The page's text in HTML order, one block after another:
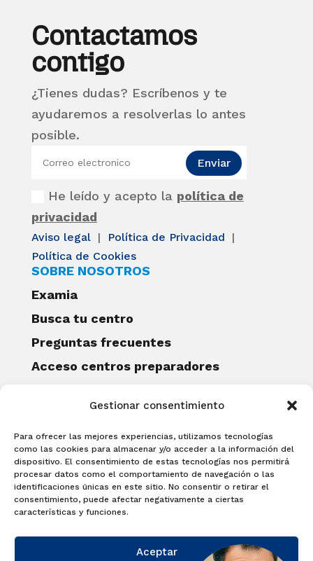
Gestionar consentimiento
Para ofrecer las mejores experiencias, utilizamos tecnologías
como las cookies para almacenar y/o acceder a la información del
dispositivo. El consentimiento de estas tecnologías nos permitirá
procesar datos como el comportamiento de navegación o las
identificaciones únicas en este sitio. No consentir o retirar el
consentimiento, puede afectar negativamente a ciertas
características y funciones.
Aceptar
Contactamos
contigo
¿Tienes dudas? Escríbenos y te
ayudaremos a resolverlas lo antes
posible.
He leído y acepto la política de
privacidad
Enviar
Aviso legal | Política de Privacidad
|
Política de Cookies
SOBRE NOSOTROS
Examia
Busca tu centro
Preguntas frecuentes
Acceso centros preparadores
Becas Examia
Contacto
CERTIFICACIONES
Linguaskill
Cambridge English Qualifications
EXAMÍNATE
Matricúlate con nosotros y obtén tu